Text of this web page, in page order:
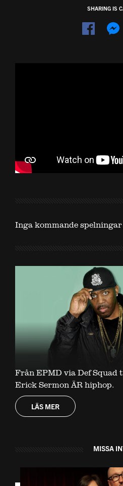
SHARING IS
Dela
Inga kommande
Från EPMD via Def
Erick Sermon ÄR hiphop.
LÄS MER
MISSA